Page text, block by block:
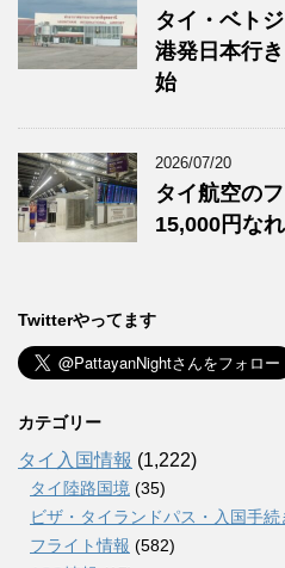
タイ・ベト
港発日本行
始
2026/07/20
タイ航空の
15,000円な
Twitterやってます
カテゴリー
タイ入国情報 (1,222)
タイ陸路国境 (35)
ビザ・タイランドパス・入国手続
フライト情報 (582)